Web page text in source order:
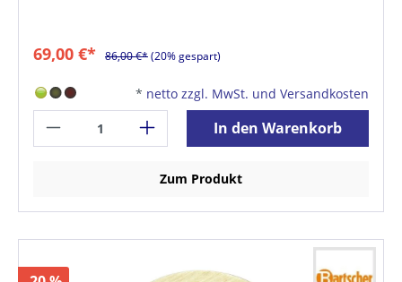
69,00 €* 86,00 €*(20% gespart)
* netto zzgl. MwSt. und Versandkosten
In den Warenkorb
Zum Produkt